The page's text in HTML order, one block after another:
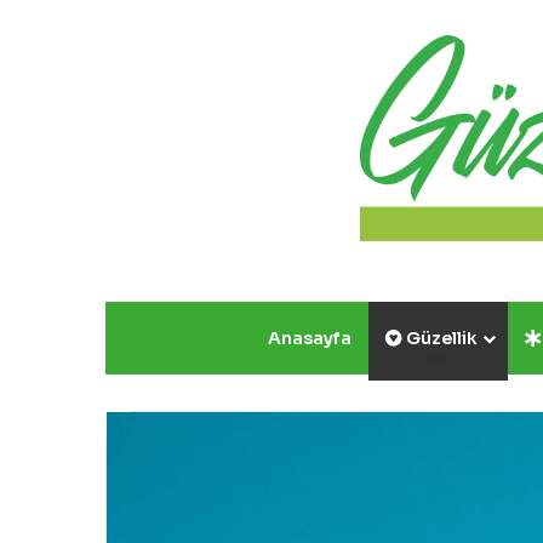
Anasayfa Güzellik